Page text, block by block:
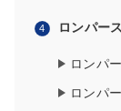
ロンパー
ロンパ
ロンパ